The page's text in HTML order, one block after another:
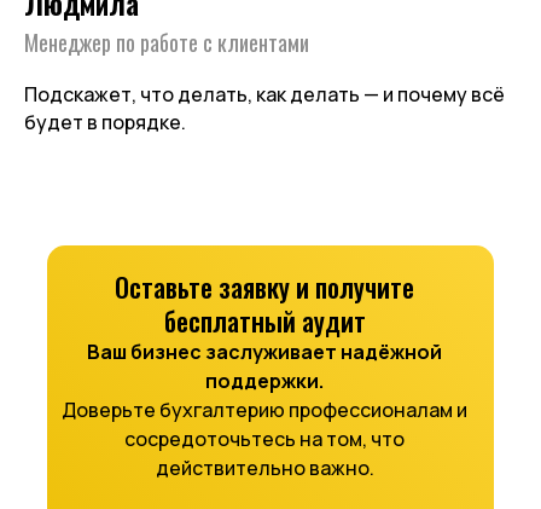
Менеджер по работе с клиентами
Подскажет, что делать, как делать — и почему всё
будет в порядке.
Оставьте заявку и получите
бесплатный аудит
Ваш бизнес заслуживает надёжной
поддержки.
Доверьте бухгалтерию профессионалам и
сосредоточьтесь на том, что
действительно важно.